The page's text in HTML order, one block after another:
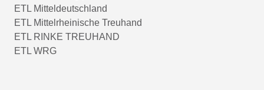
ETL Mitteldeutschland
ETL Mittelrheinische Treuhand
ETL RINKE TREUHAND
ETL WRG